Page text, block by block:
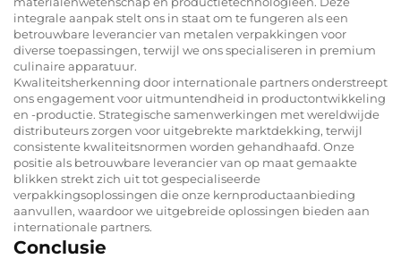
integrale aanpak stelt ons in staat om te fungeren als een
betrouwbare leverancier van metalen verpakkingen voor
diverse toepassingen, terwijl we ons specialiseren in premium
culinaire apparatuur.
Kwaliteitsherkenning door internationale partners onderstreept
ons engagement voor uitmuntendheid in productontwikkeling
en -productie. Strategische samenwerkingen met wereldwijde
distributeurs zorgen voor uitgebrekte marktdekking, terwijl
consistente kwaliteitsnormen worden gehandhaafd. Onze
positie als betrouwbare leverancier van op maat gemaakte
blikken strekt zich uit tot gespecialiseerde
verpakkingsoplossingen die onze kernproductaanbieding
aanvullen, waardoor we uitgebreide oplossingen bieden aan
internationale partners.
Conclusie